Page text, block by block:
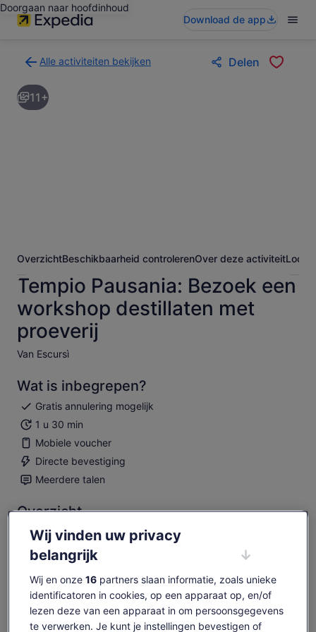
Doorgaan naar hoofdinhoud
Download de app
Alle activiteiten bekijken
naar
de
zoekresultatenpagina
Delen
11+
OverzichtBeschikbaarheid controlerenOver deze activiteit
Tempio Pausania: Bezoek een
workshop destillaten met
proeverij
Van Escursì
Wat is inbegrepen?
Gratis annulering mogelijk
1 u 30 min
Mobiele voucher
Directe bevestiging
Meerdere talen
Overzicht
Ontdek de geheimen achter zeldzame eikelgeuren in een
distilleerderij bij Mount Limbara
Geniet van Sardijnse delicatessen in combinatie met
unieke bessengeur
Dompel je onder in de essentie van berglucht terwijl je
geniet van de smaken van wilde bessen
Wij vinden uw privacy
belangrijk
Wij en onze 16partners slaan informatie, zoals unieke
identificatoren in cookies, op een apparaat op, en/of
lezen deze van een apparaat in om persoonsgegevens
te verwerken. Je kunt je instellingen bevestigen of